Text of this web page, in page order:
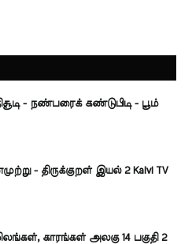
- நண்பரைக் கண்டுபிடி - பூம்
- திருக்குறள் இயல் 2 Kalvi TV
காரங்கள் அலகு 14 பகுதி 2